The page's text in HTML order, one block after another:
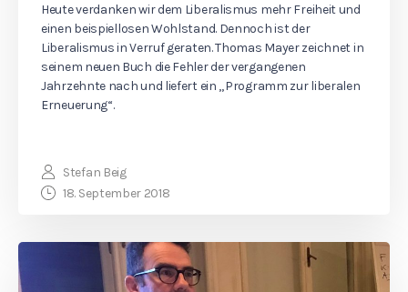
Heute verdanken wir dem Liberalismus mehr Freiheit und
einen beispiellosen Wohlstand. Dennoch ist der
Liberalismus in Verruf geraten. Thomas Mayer zeichnet in
seinem neuen Buch die Fehler der vergangenen
Jahrzehnte nach und liefert ein „Programm zur liberalen
Erneuerung“.
Stefan Beig
18. September 2018